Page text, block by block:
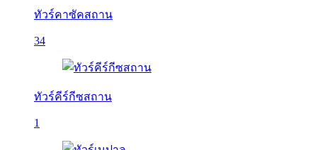
ทัวร์คาซัคสถาน
34
ทัวร์คีร์กีซสถาน
1